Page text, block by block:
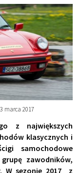
3 marca 2017
z największych
klasycznych i
samochodowe
zawodników,
W sezonie 2017 z